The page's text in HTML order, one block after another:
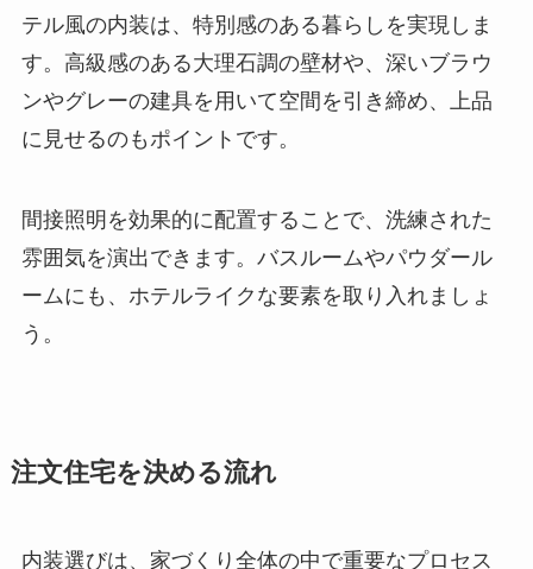
テル風の内装は、特別感のある暮らしを実現しま
す。高級感のある大理石調の壁材や、深いブラウ
ンやグレーの建具を用いて空間を引き締め、上品
に見せるのもポイントです。
間接照明を効果的に配置することで、洗練された
雰囲気を演出できます。バスルームやパウダール
ームにも、ホテルライクな要素を取り入れましょ
う。
注文住宅を決める流れ
内装選びは、家づくり全体の中で重要なプロセス